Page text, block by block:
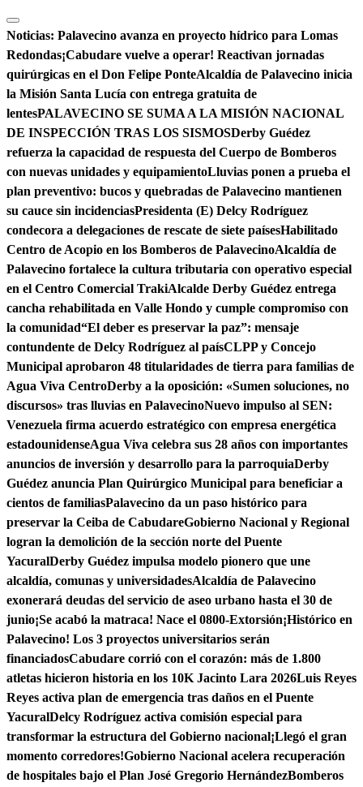
Saltar
al
contenido
Noticias: Palavecino avanza en proyecto hídrico para Lomas
Redondas¡Cabudare vuelve a operar! Reactivan jornadas
quirúrgicas en el Don Felipe PonteAlcaldía de Palavecino inicia
la Misión Santa Lucía con entrega gratuita de
lentesPALAVECINO SE SUMA A LA MISIÓN NACIONAL
DE INSPECCIÓN TRAS LOS SISMOSDerby Guédez
refuerza la capacidad de respuesta del Cuerpo de Bomberos
con nuevas unidades y equipamientoLluvias ponen a prueba el
plan preventivo: bucos y quebradas de Palavecino mantienen
su cauce sin incidenciasPresidenta (E) Delcy Rodríguez
condecora a delegaciones de rescate de siete paísesHabilitado
Centro de Acopio en los Bomberos de PalavecinoAlcaldía de
Palavecino fortalece la cultura tributaria con operativo especial
en el Centro Comercial TrakiAlcalde Derby Guédez entrega
cancha rehabilitada en Valle Hondo y cumple compromiso con
la comunidad“El deber es preservar la paz”: mensaje
contundente de Delcy Rodríguez al paísCLPP y Concejo
Municipal aprobaron 48 titularidades de tierra para familias de
Agua Viva CentroDerby a la oposición: «Sumen soluciones, no
discursos» tras lluvias en PalavecinoNuevo impulso al SEN:
Venezuela firma acuerdo estratégico con empresa energética
estadounidenseAgua Viva celebra sus 28 años con importantes
anuncios de inversión y desarrollo para la parroquiaDerby
Guédez anuncia Plan Quirúrgico Municipal para beneficiar a
cientos de familiasPalavecino da un paso histórico para
preservar la Ceiba de CabudareGobierno Nacional y Regional
logran la demolición de la sección norte del Puente
YacuralDerby Guédez impulsa modelo pionero que une
alcaldía, comunas y universidadesAlcaldía de Palavecino
exonerará deudas del servicio de aseo urbano hasta el 30 de
junio¡Se acabó la matraca! Nace el 0800-Extorsión¡Histórico en
Palavecino! Los 3 proyectos universitarios serán
financiadosCabudare corrió con el corazón: más de 1.800
atletas hicieron historia en los 10K Jacinto Lara 2026Luis Reyes
Reyes activa plan de emergencia tras daños en el Puente
YacuralDelcy Rodríguez activa comisión especial para
transformar la estructura del Gobierno nacional¡Llegó el gran
momento corredores!Gobierno Nacional acelera recuperación
de hospitales bajo el Plan José Gregorio HernándezBomberos